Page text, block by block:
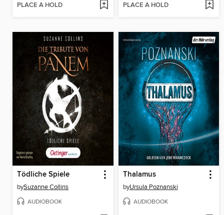
PLACE A HOLD PLACE A HOLD
Tödliche Spiele
bySuzanne Collins
AUDIOBOOK
Thalamus
byUrsula Poznanski
AUDIOBOOK